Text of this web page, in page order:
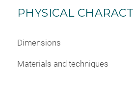
PHYSICAL
Dimensions
Materials and techniques